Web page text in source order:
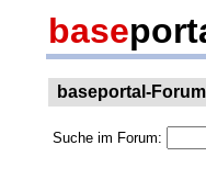
base
baseportal-Forum
Suche im Forum: